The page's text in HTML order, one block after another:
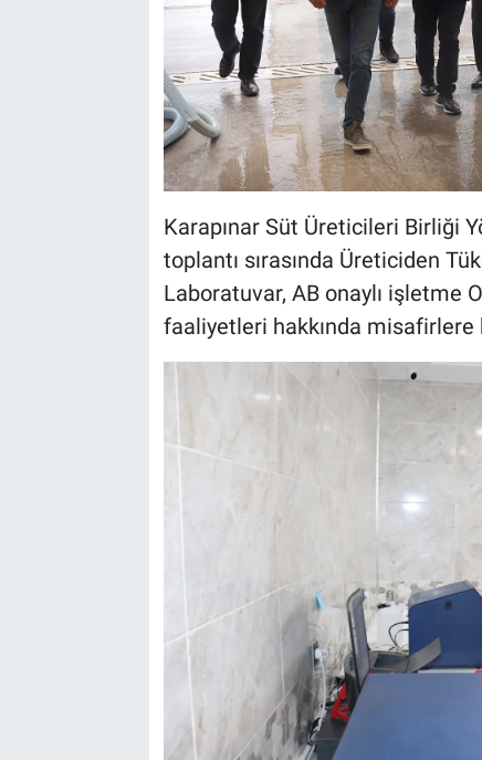
Karapınar Süt Üreticileri Birliği
toplantı sırasında Üreticiden
Laboratuvar, AB onaylı işletme
faaliyetleri hakkında misafirlere